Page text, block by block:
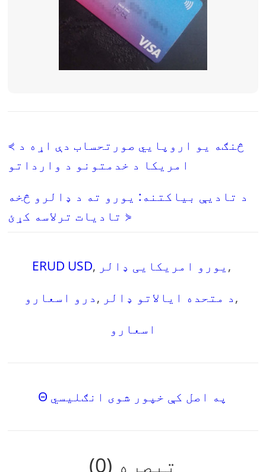
⋞ څنګه يو اروپايي صورتحساب دې اړه د
امریکا د خدمتونو د وارداتو
د تادیې بیاکتنه: یورو ته د ډالرو څخه
تادیات ترلاسه کړئ ⋟
ERUD USD, یورو امریکایی ډالر ,
درو اسعارو, د متحده ایالاتو ډالر,
اسعارو
Θ په اصل کې خپور شوی انګلیسي
تبصره (0)